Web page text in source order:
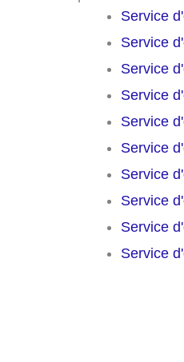
Service
Service
Service
Service
Service
Service
Service
Service
Service
Service